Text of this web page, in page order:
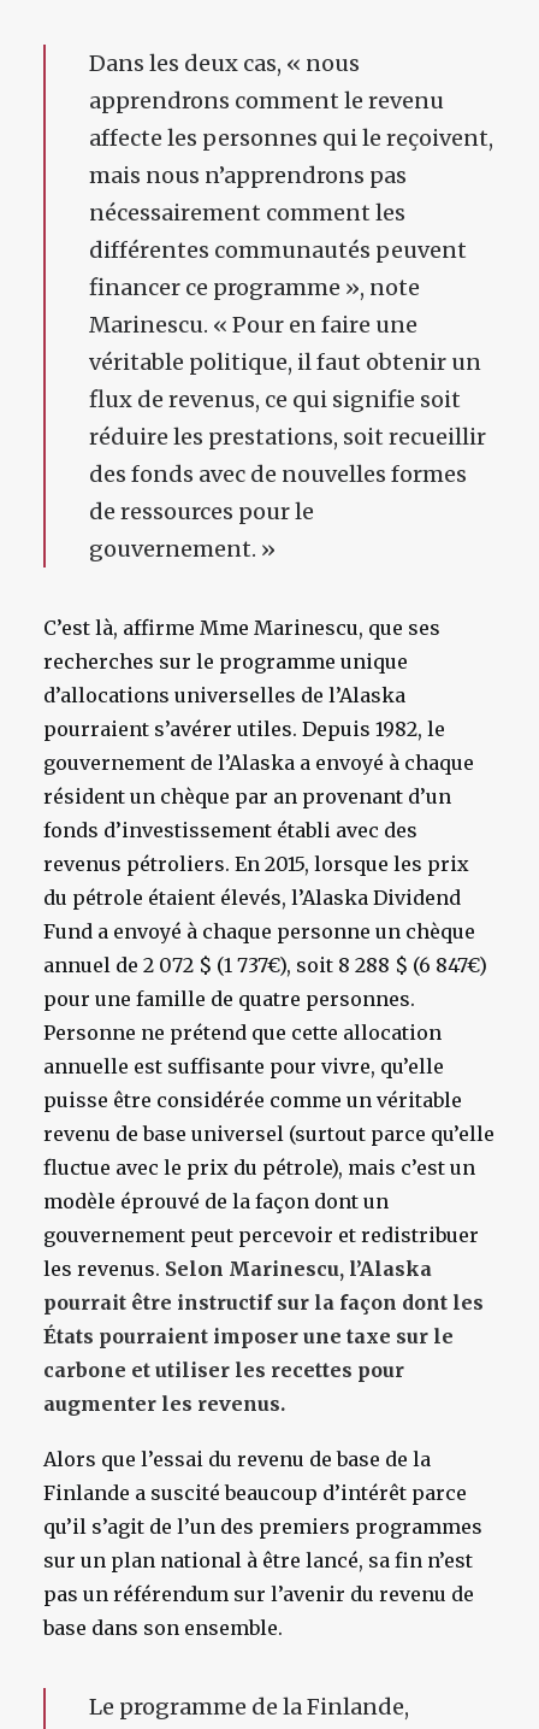
Dans les deux cas, « nous
apprendrons comment le revenu
affecte les personnes qui le reçoivent,
mais nous n’apprendrons pas
nécessairement comment les
différentes communautés peuvent
financer ce programme », note
Marinescu. « Pour en faire une
véritable politique, il faut obtenir un
flux de revenus, ce qui signifie soit
réduire les prestations, soit recueillir
des fonds avec de nouvelles formes
de ressources pour le
gouvernement. »
C’est là, affirme Mme Marinescu, que ses
recherches sur le programme unique
d’allocations universelles de l’Alaska
pourraient s’avérer utiles. Depuis 1982, le
gouvernement de l’Alaska a envoyé à chaque
résident un chèque par an provenant d’un
fonds d’investissement établi avec des
revenus pétroliers. En 2015, lorsque les prix
du pétrole étaient élevés, l’Alaska Dividend
Fund a envoyé à chaque personne un chèque
annuel de 2 072 $ (1 737€), soit 8 288 $ (6 847€)
pour une famille de quatre personnes.
Personne ne prétend que cette allocation
annuelle est suffisante pour vivre, qu’elle
puisse être considérée comme un véritable
revenu de base universel (surtout parce qu’elle
fluctue avec le prix du pétrole), mais c’est un
modèle éprouvé de la façon dont un
gouvernement peut percevoir et redistribuer
les revenus. Selon Marinescu, l’Alaska
pourrait être instructif sur la façon dont les
États pourraient imposer une taxe sur le
carbone et utiliser les recettes pour
augmenter les revenus.
Alors que l’essai du revenu de base de la
Finlande a suscité beaucoup d’intérêt parce
qu’il s’agit de l’un des premiers programmes
sur un plan national à être lancé, sa fin n’est
pas un référendum sur l’avenir du revenu de
base dans son ensemble.
Le programme de la Finlande,